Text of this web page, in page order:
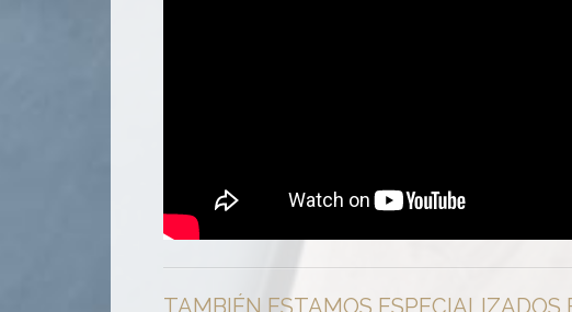
TAMBIÉN ESTAMOS ESPECIALIZADOS